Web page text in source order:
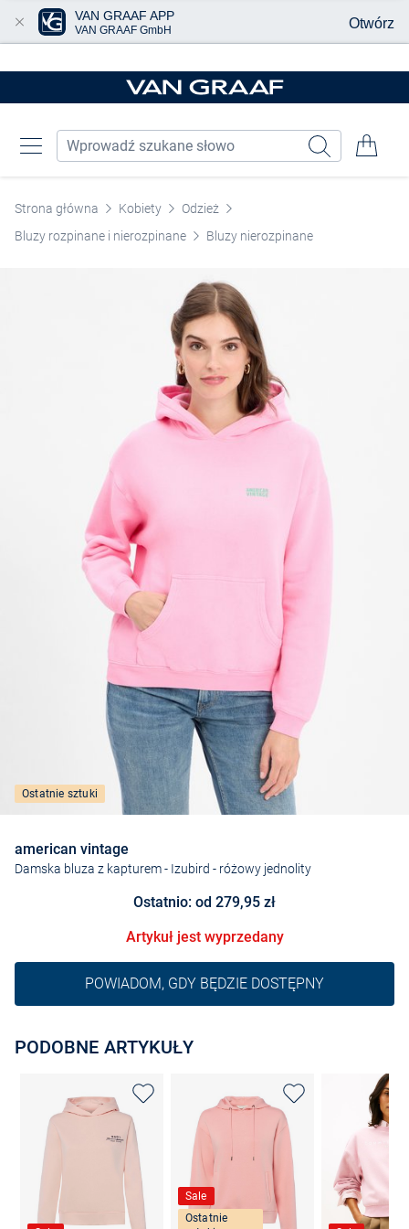
Strona główna Kobiety
Odzież
Bluzy rozpinane i nierozpinane
Bluzy nierozpinane
Ostatnie sztuki
american vintage
Damska bluza z kapturem - Izubird - różowy jednolity
Ostatnio: od 279,95 zł
Artykuł jest wyprzedany
POWIADOM, GDY BĘDZIE DOSTĘPNY
PODOBNE ARTYKUŁY
Sale
Ostatnie
VAN GRAAF APP
VAN GRAAF GmbH Otwórz